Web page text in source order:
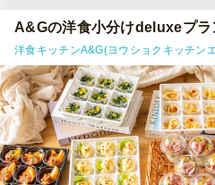
付いていると、さらに利用しやすか
A&Gの洋食小分けdeluxeプラ
洋食キッチンA&G(ヨウショクキッチン